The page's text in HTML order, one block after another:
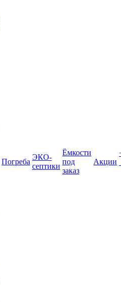
Погреба
ЭКО-
септики
Ёмкости
под
заказ
Акции